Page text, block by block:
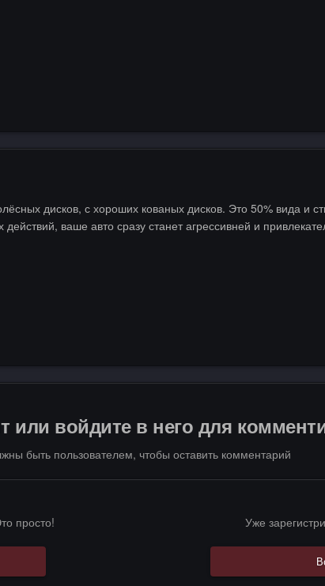
дисков, с хороших кованых дисков. Это 50% вида
ваше авто сразу станет агрессивней и
или войдите в него для
быть пользователем, чтобы оставить комментарий
просто! Уже